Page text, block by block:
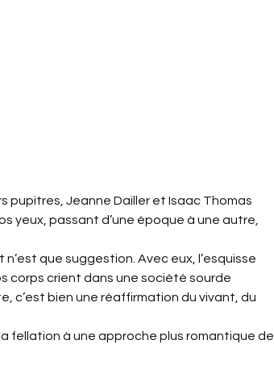
pupitres, Jeanne Dailler et Isaac Thomas
yeux, passant d’une époque à une autre,
que suggestion. Avec eux, l’esquisse
corps crient dans une société sourde
c’est bien une réaffirmation du vivant, du
fellation à une approche plus romantique de